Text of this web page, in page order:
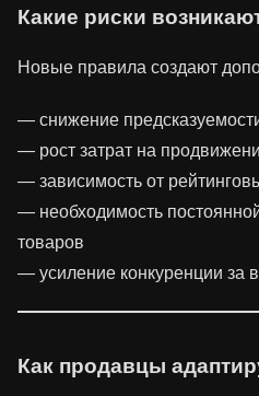
Какие риски
Новые правила создают
— снижение
— рост затрат на
— зависимость от
— необходимость
товаров
— усиление конкуренции за
Как продавцы